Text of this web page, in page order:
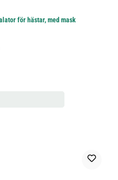
för hästar, med mask